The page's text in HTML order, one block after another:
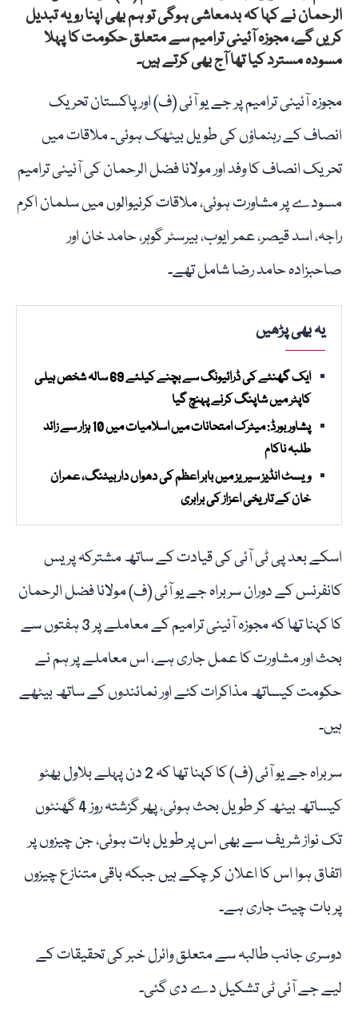
الرحمان نے کہا کہ بدمعاشی ہوگی تو ہم بھی اپنا رویہ تبدیل
کریں گے، مجوزہ آئینی ترامیم سے متعلق حکومت کا پہلا
مسودہ مسترد کیا تھا آج بھی کرتے ہیں۔
مجوزہ آئینی ترامیم پر جے یو آئی (ف) اور پاکستان تحریک
انصاف کے رہنماؤں کی طویل بیٹھک ہوئی۔ ملاقات میں
تحریک انصاف کا وفد اور مولانا فضل الرحمان کی آئینی ترامیم
مسودے پر مشاورت ہوئی، ملاقات کرنیوالوں میں سلمان اکرم
راجہ، اسد قیصر، عمر ایوب، بیرسٹر گوہر، حامد خان اور
صاحبزادہ حامد رضا شامل تھے۔
یہ بھی پڑھیں
ایک گھنٹے کی ڈرائیونگ سے بچنے کیلئے 69 سالہ شخص ہیلی
کاپٹر میں شاپنگ کرنے پہنچ گیا
پشاور بورڈ: میٹرک امتحانات میں اسلامیات میں 10 ہزار سے زائد
طلبہ ناکام
ویسٹ انڈیز سیریز میں بابر اعظم کی دھواں دار بیٹنگ، عمران
خان کے تاریخی اعزاز کی برابری
اسکے بعد پی ٹی آئی کی قیادت کے ساتھ مشترکہ پریس
کانفرنس کے دوران سربراہ جے یو آئی (ف) مولانا فضل الرحمان
کا کہنا تھا کہ مجوزہ آئینی ترامیم کے معاملے پر 3 ہفتوں سے
بحث اور مشاورت کا عمل جاری ہے، اس معاملے پر ہم نے
حکومت کیساتھ مذاکرات کئے اور نمائندوں کے ساتھ بیٹھے
ہیں۔
سربراہ جے یو آئی (ف) کا کہنا تھا کہ 2 دن پہلے بلاول بھٹو
کیساتھ بیٹھ کر طویل بحث ہوئی، پھر گزشتہ روز 4 گھنٹوں
تک نواز شریف سے بھی اس پر طویل بات ہوئی، جن چیزوں پر
اتفاق ہوا اس کا اعلان کر چکے ہیں جبکہ باقی متنازع چیزوں
پر بات چیت جاری ہے۔
دوسری جانب طالبہ سے متعلق وائرل خبر کی تحقیقات کے
لیے جے آئی ٹی تشکیل دے دی گئی۔